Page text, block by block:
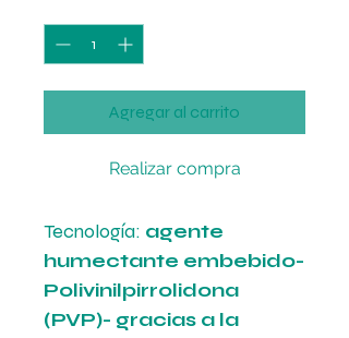
Agregar al carrito
Realizar compra
Tecnología: agente
humectante embebido-
Polivinilpirrolidona
(PVP)- gracias a la